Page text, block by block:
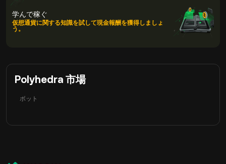
学んで稼ぐ
仮想通貨に関する知識を試して現金報酬を獲得しましょ
う。
Polyhedra 市場
ボット